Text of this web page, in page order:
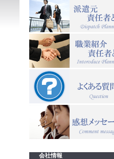
会社情報